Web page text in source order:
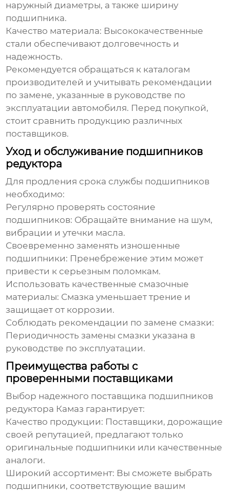
наружный диаметры, а также ширину
подшипника.
Качество материала: Высококачественные
стали обеспечивают долговечность и
надежность.
Рекомендуется обращаться к каталогам
производителей и учитывать рекомендации
по замене, указанные в руководстве по
эксплуатации автомобиля. Перед покупкой,
стоит сравнить продукцию различных
поставщиков.
Уход и обслуживание подшипников
редуктора
Для продления срока службы подшипников
необходимо:
Регулярно проверять состояние
подшипников: Обращайте внимание на шум,
вибрации и утечки масла.
Своевременно заменять изношенные
подшипники: Пренебрежение этим может
привести к серьезным поломкам.
Использовать качественные смазочные
материалы: Смазка уменьшает трение и
защищает от коррозии.
Соблюдать рекомендации по замене смазки:
Периодичность замены смазки указана в
руководстве по эксплуатации.
Преимущества работы с
проверенными поставщиками
Выбор надежного поставщика подшипников
редуктора Камаз гарантирует:
Качество продукции: Поставщики, дорожащие
своей репутацией, предлагают только
оригинальные подшипники или качественные
аналоги.
Широкий ассортимент: Вы сможете выбрать
подшипники, соответствующие вашим